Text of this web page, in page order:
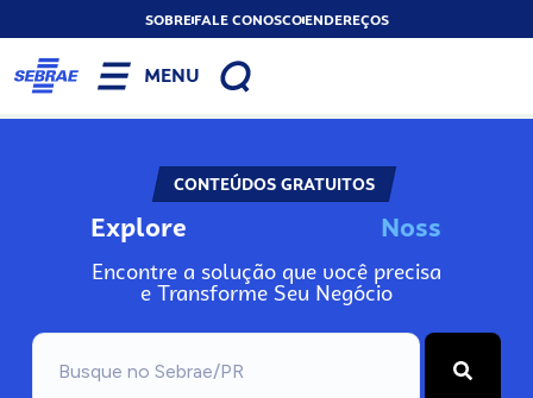
SOBREFALE CONOSCOENDEREÇOS
MENU
CONTEÚDOS GRATUITOS
Explore No
Encontre a solução que você precisa
e Transforme Seu Negócio